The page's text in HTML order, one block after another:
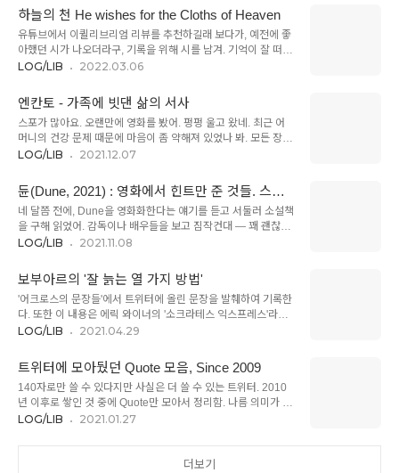
화 역사 전체를 훑을 정도로 많은 오마주와 패러디, 갱스터 문화
와 각 대륙 ..
다는 Carpenters의 노래로 더 알려져 있지만, Carpenters 버
전의 노래는 원래의 의도를 잘 살리지 못하는 것 같아. 당연히 원
곡을 추천. 약간 '은하계를 여행하는 히치하이커를 위한 안내
서'같은 느낌도 나면서, 약간은 스팀펑크의 정서이기도 하고, (많
은 사람들이 오해했듯이) 비틀즈같은 클래식한 결이기도 해. 항
정서. 1976년 노래이니 50년이 다 되어가지만, 여전히 독특..
하늘의 천 He wishes for the Cloths of Heaven
유튜브에서 이퀼리브리엄 리뷰를 추천하길래 보다가, 예전에 좋
아했던 시가 나오더라구, 기록을 위해 시를 남겨. 기억이 잘 떠오
르지 않으면 답답하잖아. 윌리엄 버틀러 예이츠의 '하늘의 천'이
번역본보다 좋더라구. 영어를 잘 몰라서 그런 걸지도 모르지만.
He wishes for the Cloths of Heaven 하늘의 천 Had I the
heaven's embroidered cloths Enwrought with golden and
silver light 내게 금빛과 은빛으로 짠 하늘의 천이 있다면 The
blue and the dim and the dark cloths Of night and light
LOG/LIB 2022.03.06
엔칸토 - 가족에 빗댄 삶의 서사
스포가 많아요. 오랜만에 영화를 봤어. 펑펑 울고 왔네. 최근 어
머니의 건강 문제 때문에 마음이 좀 약해져 있었나 봐. 모든 장면
에 몰입해서 본 것 같아. 모처럼의 휴식이라, 평소처럼 분석적으
데… 습관이라는 게 무서운 것 같아. '마드리갈'이라는 단어를 듣
자마자 '엇! 이거 뭐지?'라는 생각이 들면서, 감정과는 관계없이
이런저런 생각이 머릿속을 어지럽혔어. 이거, 여느 디즈니 영화
랑은 다르겠구나. 뭔가 복잡한 알레고리가 있겠구나 싶었거든.
눈물이 그렁그렁 하면서도 머릿속에서는 여러 '참조'들을 소환하
Madrigal" — 이거 음악 용어잖아. 대충 중세의 돌림노래 형식
의 성악곡이라고 ..
LOG/LIB 2021.12.07
듄(Dune, 2021) : 영화에서 힌트만 준 것들. 스포
포함
네 달쯤 전에, Dune을 영화화한다는 얘기를 듣고 서둘러 소설책
을 구해 읽었어. 감독이나 배우들을 보고 짐작컨대 — 꽤 괜찮은
영화가 될 것 같았거든. 소설을 읽은 후에 본 영화가 실망스러울
족스러우면 꽤 난감해져. 아무래도 영화화하면서 압축된 설정과
디테일들을 소설 속에서 재구성하는 게 어렵기도 하고, 영화의
시각적 설정들에 얽매이게 되어서 소설을 제대로 이해하기 어려
워지니까. 그래서 개인적으론 '왕좌의 게임'과 '반지의 제왕'을 영
상으로 먼저 접한 게 참 후회스러웠어. 듄의 경우, 영화보다 소설
을 분명히 알게 된 것 같아. 그의 영화를 많이 보진 못했는데, 이
야기를 통합..
LOG/LIB 2021.11.08
보부아르의 '잘 늙는 열 가지 방법'
'어크로스의 문장들'에서 트위터에 올린 문장을 발췌하여 기록한
다. 또한 이 내용은 에릭 와이너의 '소크라테스 익스프레스'라는
책에서 발췌한 내용이라고 한다. 내용이 좋아서 기록을 남기지
든다. 아마도 적절한 인용으로 자신(저자)의 생각을 말한 거겠지.
1. 과거를 받아들일 것 나는 이러한 회상을 '위대한 정리'라고 부
른다. 이들은 과거의 희미한 윤곽과 어렸을 때는 파악하지 못했
던 인생의 흐름을 분간하고, 자신의 삶을 온전히 조망한다. 또한
상서로운 우연을 알아채기 시작한다. 보부아르는 이를 "여러 선
LOG/LIB 2021.04.29
트위터에 모아뒀던 Quote 모음, Since 2009
140자로만 쓸 수 있다지만 사실은 더 쓸 수 있는 트위터. 2010
년 이후로 쌓인 것 중에 Quote만 모아서 정리함. 나름 의미가 있
겠지. 나를 위로했던, 내게 깨달음을 주었던. 내가 사랑했던 글
구원에 합당한 자가 되기 위해 스스로 해야 할 바를 아는 것이다.
LOG/LIB 2021.01.27
더보기